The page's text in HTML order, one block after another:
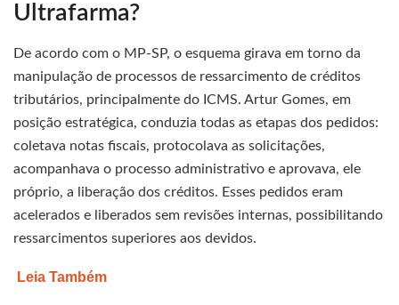
Ultrafarma?
De acordo com o MP-SP, o esquema girava em torno da
manipulação de processos de ressarcimento de créditos
tributários, principalmente do ICMS. Artur Gomes, em
posição estratégica, conduzia todas as etapas dos pedidos:
coletava notas fiscais, protocolava as solicitações,
acompanhava o processo administrativo e aprovava, ele
próprio, a liberação dos créditos. Esses pedidos eram
acelerados e liberados sem revisões internas, possibilitando
ressarcimentos superiores aos devidos.
Leia Também